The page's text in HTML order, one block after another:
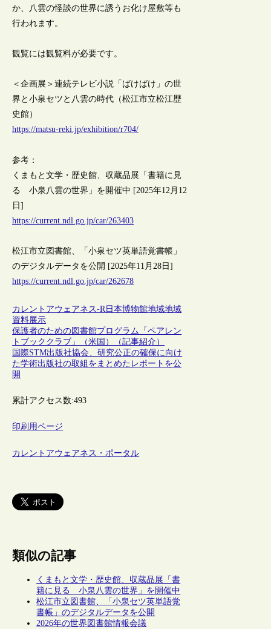
か、八雲の怪談の世界に誘うお化け屋敷等も
行われます。
観覧には観覧料が必要です。
＜企画展＞連続テレビ小説「ばけばけ」の世
界と小泉セツと八雲の時代（松江市立松江歴
史館）
https://matsu-reki.jp/exhibition/r704/
参考：
くまもと文学・歴史館、収蔵品展「書籍に見
る 小泉八雲の世界」を開催中 [2025年12月12
日]
https://current.ndl.go.jp/car/263403
松江市立図書館、「小泉セツ英単語覚書帳」
のデジタルデータを公開 [2025年11月28日]
https://current.ndl.go.jp/car/262678
カレントアウェアネス-R日本博物館地域地域
資料展示
保護者のための図書館プログラム「ペアレン
トブッククラブ」（米国）（記事紹介）
国際STM出版社協会、研究公正の確保に向け
た学術出版社の取組をまとめたレポートを公
開
累計アクセス数:493
印刷用ページ
カレントアウェアネス・ポータル
類似の記事
くまもと文学・歴史館、収蔵品展「書
籍に見る 小泉八雲の世界」を開催中
松江市立図書館、「小泉セツ英単語覚
書帳」のデジタルデータを公開
2026年の世界図書館情報会議